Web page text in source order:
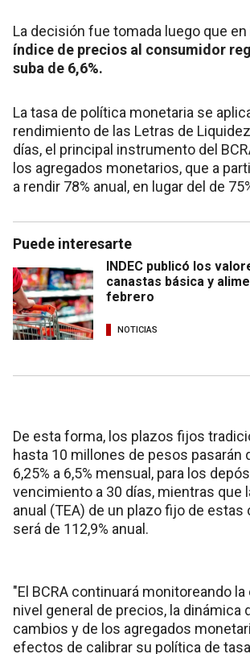
La decisión fue tomada luego que
índice de precios al consumidor
suba de 6,6%.
La tasa de política monetaria se
rendimiento de las Letras de
días, el principal instrumento del
los agregados monetarios, que a
a rendir 78% anual, en lugar del de
Puede interesarte
INDEC publicó los
canastas básica y
febrero
NOTICIAS
De esta forma, los plazos fijos
hasta 10 millones de pesos pasarán
6,25% a 6,5% mensual, para los
vencimiento a 30 días, mientras que
anual (TEA) de un plazo fijo de
será de 112,9% anual.
"El BCRA continuará monitoreando
nivel general de precios, la dinámica
cambios y de los agregados
efectos de calibrar su política de